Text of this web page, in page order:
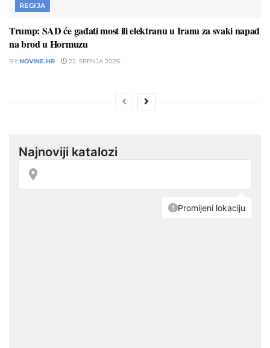
REGIJA
Trump: SAD će gađati most ili elektranu u Iranu za svaki napad
na brod u Hormuzu
BY NOVINE.HR 22. SRPNJA 2026.